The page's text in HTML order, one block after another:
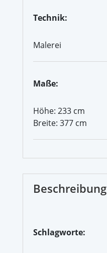
Technik:
Malerei
Maße:
Höhe: 233 cm
Breite: 377 cm
Beschreibung
Schlagworte: